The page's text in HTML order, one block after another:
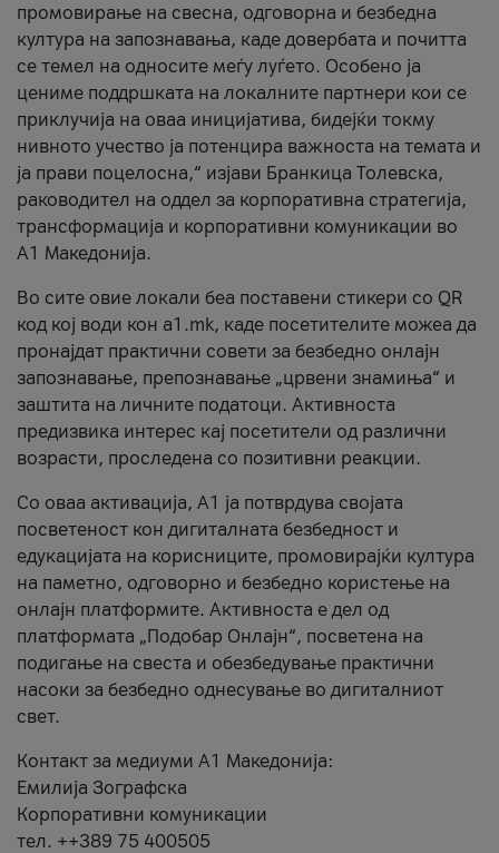
промовирање на свесна, одговорна и безбедна
култура на запознавања, каде довербата и почитта
се темел на односите меѓу луѓето. Особено ја
цениме поддршката на локалните партнери кои се
приклучија на оваа иницијатива, бидејќи токму
нивното учество ја потенцира важноста на темата и
ја прави поцелосна,“ изјави Бранкица Толевска,
раководител на оддел за корпоративна стратегија,
трансформација и корпоративни комуникации во
А1 Македонија.
Во сите овие локали беа поставени стикери со QR
код кој води кон a1.mk, каде посетителите можеа да
пронајдат практични совети за безбедно онлајн
запознавање, препознавање „црвени знамиња“ и
заштита на личните податоци. Активноста
предизвика интерес кај посетители од различни
возрасти, проследена со позитивни реакции.
Со оваа активација, А1 ја потврдува својата
посветеност кон дигиталната безбедност и
едукацијата на корисниците, промовирајќи култура
на паметно, одговорно и безбедно користење на
онлајн платформите. Активноста е дел од
платформата „Подобар Онлајн“, посветена на
подигање на свеста и обезбедување практични
насоки за безбедно однесување во дигиталниот
свет.
Контакт за медиуми А1 Македонија:
Емилија Зографска
Корпоративни комуникации
тел. ++389 75 400505